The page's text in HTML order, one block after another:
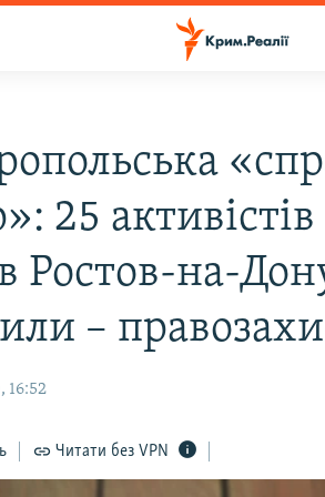
25
Ростов-на-
–
16:52
Читати без VPN